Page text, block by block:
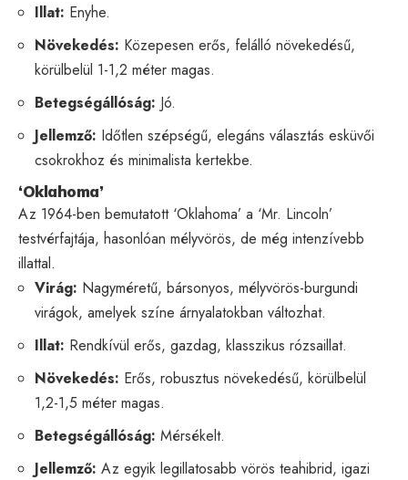
Illat: Enyhe.
Növekedés: Közepesen erős, felálló növekedésű,
körülbelül 1-1,2 méter magas.
Betegségállóság: Jó.
Jellemző: Időtlen szépségű, elegáns választás esküvői
csokrokhoz és minimalista kertekbe.
‘Oklahoma’
Az 1964-ben bemutatott ‘Oklahoma’ a ‘Mr. Lincoln’
testvérfajtája, hasonlóan mélyvörös, de még intenzívebb
illattal.
Virág: Nagyméretű, bársonyos, mélyvörös-burgundi
virágok, amelyek színe árnyalatokban változhat.
Illat: Rendkívül erős, gazdag, klasszikus rózsaillat.
Növekedés: Erős, robusztus növekedésű, körülbelül
1,2-1,5 méter magas.
Betegségállóság: Mérsékelt.
Jellemző: Az egyik legillatosabb vörös teahibrid, igazi